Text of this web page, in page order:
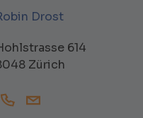
Drost
614
Zürich
+41447438357